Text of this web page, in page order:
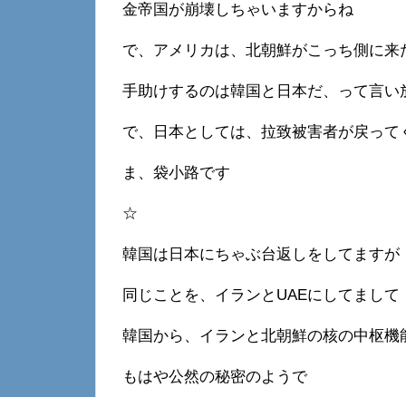
金帝国が崩壊しちゃいますからね
で、アメリカは、北朝鮮がこっち側に来
手助けするのは韓国と日本だ、って言い
で、日本としては、拉致被害者が戻っ
ま、袋小路です
☆
韓国は日本にちゃぶ台返しをしてますが
同じことを、イランとUAEにしてまして
韓国から、イランと北朝鮮の核の中枢
もはや公然の秘密のようで